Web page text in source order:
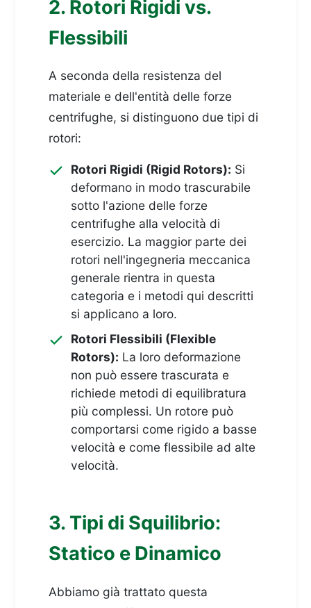
2. Rotori Rigidi vs.
Flessibili
A seconda della resistenza del
materiale e dell'entità delle forze
centrifughe, si distinguono due tipi di
rotori:
Rotori Rigidi (Rigid Rotors): Si
deformano in modo trascurabile
sotto l'azione delle forze
centrifughe alla velocità di
esercizio. La maggior parte dei
rotori nell'ingegneria meccanica
generale rientra in questa
categoria e i metodi qui descritti
si applicano a loro.
Rotori Flessibili (Flexible
Rotors): La loro deformazione
non può essere trascurata e
richiede metodi di equilibratura
più complessi. Un rotore può
comportarsi come rigido a basse
velocità e come flessibile ad alte
velocità.
3. Tipi di Squilibrio:
Statico e Dinamico
Abbiamo già trattato questa